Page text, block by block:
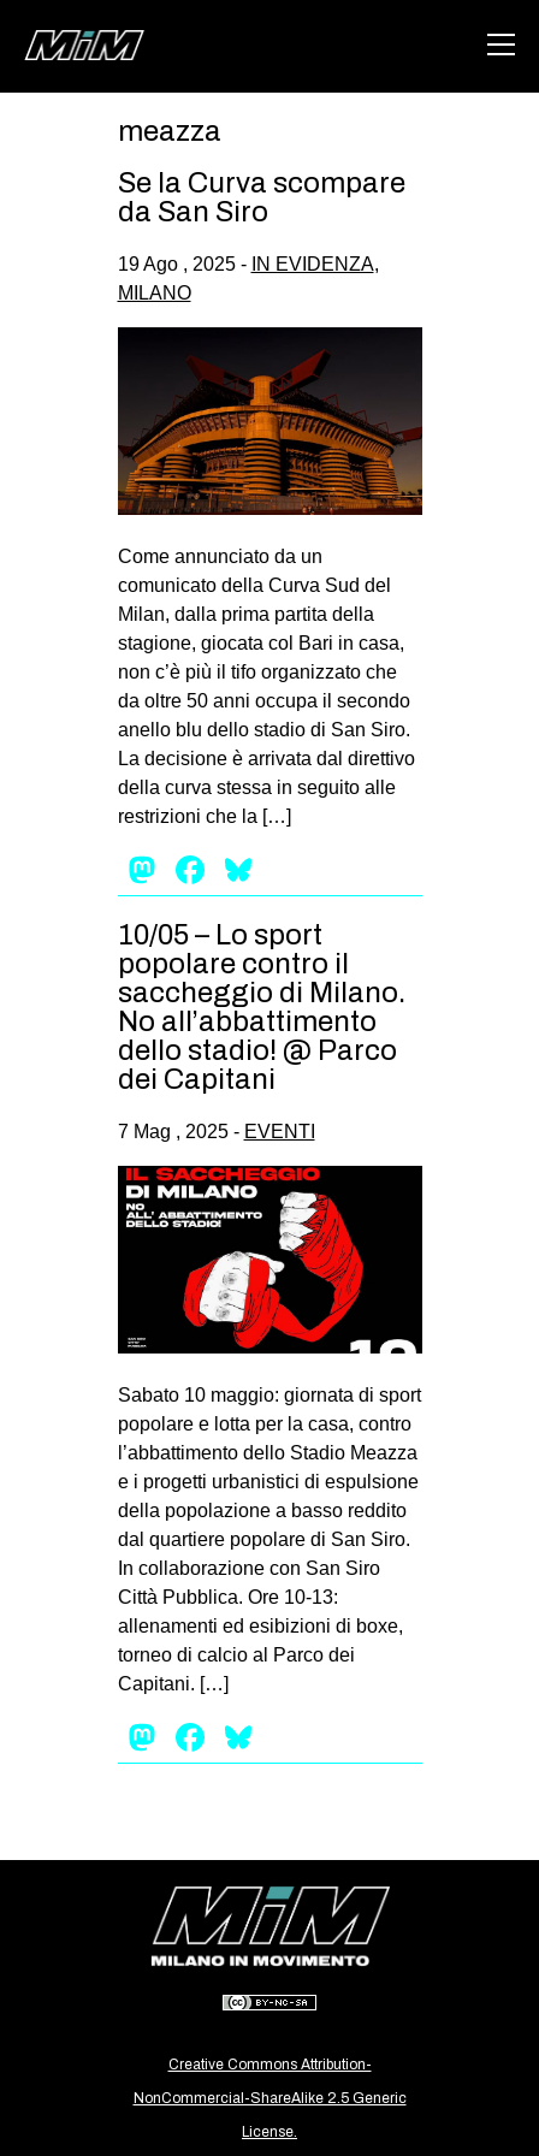
ABOUT
AREA
CSOA LAMBRETTA
MSM
STUDENTI TSUNAMI
ZAM
MILANO
MOBILITAZIONI
SPAZI
SPORT POPOLARE
MOVIMENTI
AMBIENTE
ANTIFASCISMO
MIGRAZIONI
PRECARIATO
REPRESSIONE
STUDENTI
ARTE
CINEMA
MANIFESTI
MUSICA
RECENSIONI
INTERNAZIONALE
AFRICA
AMERICHE
ESTREMO ORIENTE
EUROPA
MEDIO ORIENTE
MONDO
EVENTI
bsky
ms
meazza
Se la Curva scompare
da San Siro
19 Ago , 2025 - IN EVIDENZA,
MILANO
Come annunciato da un
comunicato della Curva Sud del
Milan, dalla prima partita della
stagione, giocata col Bari in casa,
non c’è più il tifo organizzato che
da oltre 50 anni occupa il secondo
anello blu dello stadio di San Siro.
La decisione è arrivata dal direttivo
della curva stessa in seguito alle
restrizioni che la […]
Mastodon
Facebook
10/05 – Lo sport
popolare contro il
saccheggio di Milano.
No all’abbattimento
dello stadio! @ Parco
dei Capitani
7 Mag , 2025 - EVENTI
Sabato 10 maggio: giornata di sport
popolare e lotta per la casa, contro
l’abbattimento dello Stadio Meazza
e i progetti urbanistici di espulsione
della popolazione a basso reddito
dal quartiere popolare di San Siro.
In collaborazione con San Siro
Città Pubblica. Ore 10-13:
allenamenti ed esibizioni di boxe,
torneo di calcio al Parco dei
Capitani. […]
Mastodon
Facebook
Creative Commons Attribution-
NonCommercial-ShareAlike 2.5 Generic
License.